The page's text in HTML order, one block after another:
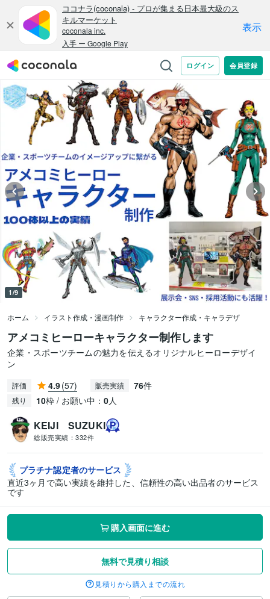
1/9
ホーム イラスト作成・漫画制作 キャラクター作成・キャラデザ
アメコミヒーローキャラクター制作します
企業・スポーツチームの魅力を伝えるオリジナルヒーローデザイ
ン
評価 4.9(57) 販売実績 76件
残り 10枠 / お願い中： 0人
KEIJI SUZUKI
総販売実績： 332件
プラチナ認定者のサービス
直近3ヶ月で高い実績を維持した、信頼性の高い出品者のサービス
です
購入画面に進む
無料で見積り相談
見積りから購入までの流れ